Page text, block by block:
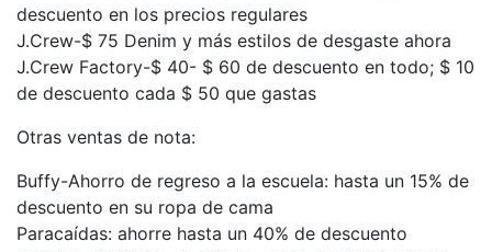
descuento en los precios regulares
J.Crew-$ 75 Denim y más estilos de desgaste ahora
J.Crew Factory-$ 40- $ 60 de descuento en todo; $ 10
de descuento cada $ 50 que gastas
Otras ventas de nota:
Buffy-Ahorro de regreso a la escuela: hasta un 15% de
descuento en su ropa de cama
Paracaídas: ahorre hasta un 40% de descuento